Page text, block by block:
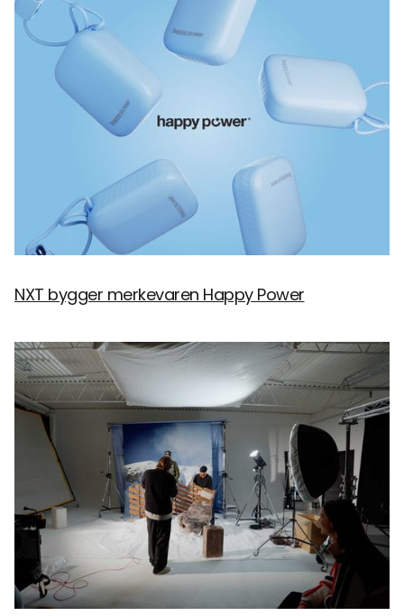
NXT bygger merkevaren Happy Power